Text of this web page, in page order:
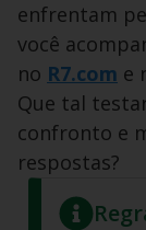
enfrentam
você
no R7.com e
Que tal
confronto e
respostas?